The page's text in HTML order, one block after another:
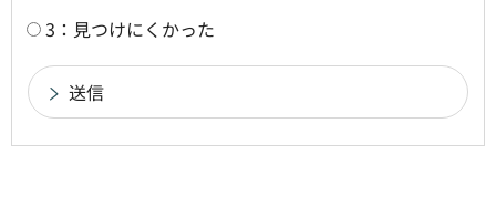
3：見つけにくかった